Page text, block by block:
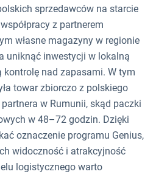
sprzedawców na starcie
z partnerem
własne magazyny w regionie
uniknąć inwestycji w lokalną
kontrolę nad zapasami. W tym
towar zbiorczo z polskiego
w Rumunii, skąd paczki
w 48–72 godzin. Dzięki
oznaczenie programu Genius,
widoczność i atrakcyjność
logistycznego warto